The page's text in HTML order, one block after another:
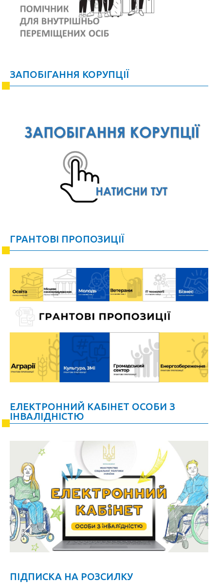
ЗАПОБІГАННЯ КОРУПЦІЇ
ГРАНТОВІ ПРОПОЗИЦІЇ
ЕЛЕКТРОННИЙ КАБІНЕТ ОСОБИ З
ІНВАЛІДНІСТЮ
ПІДПИСКА НА РОЗСИЛКУ